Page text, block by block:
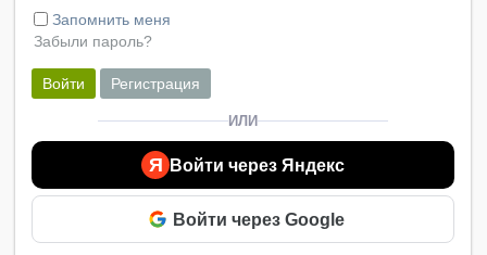
Запомнить меня
Забыли пароль?
Войти Регистрация
ИЛИ
Я Войти через Яндекс
Войти через Google